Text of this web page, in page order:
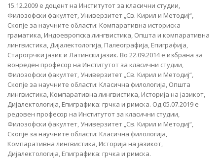
15.12.2009 е доцент на Институтот за класични студии,
Филозофски факултет, Универзитет „Св. Кирил и Методиј“,
Скопје за научните области: Компаративна историска
граматика, Индоевропска лингвистика, Општа и компаративна
лингвистика, Дијалектологија, Палеографија, Епиграфија,
Старогрчки јазик и Латински јазик. Во 22.09.2014 е избрана за
вонреден професор на Институтот за класични студии,
Филозофски факултет, Универзитет „Св. Кирил и Методиј“,
Скопје за научните области: Класична филологија, Општа
лингвистика, Компаративна лингвистика, Историја на јазикот,
Дијалектологија, Епиграфика: грчка и римска. Од 05.07.2019 е
редовен професор на Институтот за класични студии,
Филозофски факултет, Универзитет „Св. Кирил и Методиј“,
Скопје за научните области: Класична филологија,
Компаративна лингвистика, Историја на јазикот,
Дијалектологија, Епиграфика: грчка и римска.